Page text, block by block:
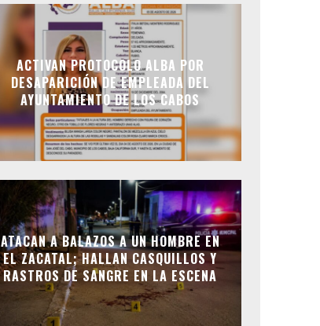
ACTIVAN PROTOCOLO ALBA POR
DESAPARICIÓN DE EMPLEADA DEL
AYUNTAMIENTO DE LOS CABOS
ATACAN A BALAZOS A UN HOMBRE EN
EL ZACATAL; HALLAN CASQUILLOS Y
RASTROS DE SANGRE EN LA ESCENA